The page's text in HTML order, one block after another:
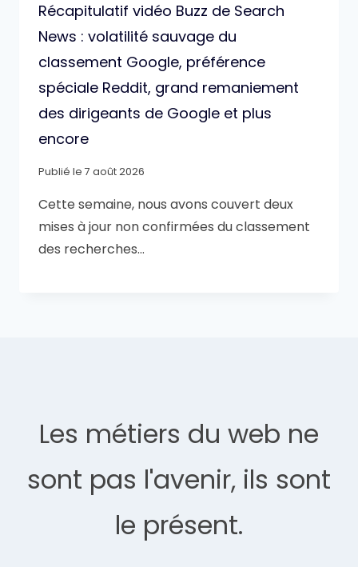
Récapitulatif vidéo Buzz de Search
News : volatilité sauvage du
classement Google, préférence
spéciale Reddit, grand remaniement
des dirigeants de Google et plus
encore
Publié le 7 août 2026
Cette semaine, nous avons couvert deux
mises à jour non confirmées du classement
des recherches…
Les métiers du web ne
sont pas l'avenir, ils sont
le présent.